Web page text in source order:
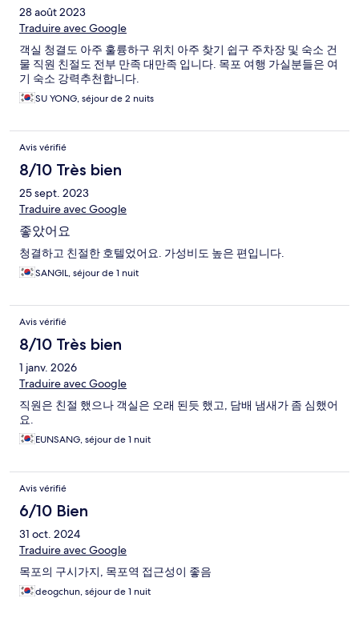
28 août 2023
Traduire avec Google
객실 청결도 아주 훌륭하구 위치 아주 찾기 쉽구 주차장 및 숙소 건
물 직원 친절도 전부 만족 대만족 입니다. 목포 여행 가실분들은 여
기 숙소 강력추천합니다.
SU YONG, séjour de 2 nuits
Avis vérifié
8/10 Très bien
25 sept. 2023
Traduire avec Google
좋았어요
청결하고 친절한 호텔었어요. 가성비도 높은 편입니다.
SANGIL, séjour de 1 nuit
Avis vérifié
8/10 Très bien
1 janv. 2026
Traduire avec Google
직원은 친절 했으나 객실은 오래 된듯 했고, 담배 냄새가 좀 심했어
요.
EUNSANG, séjour de 1 nuit
Avis vérifié
6/10 Bien
31 oct. 2024
Traduire avec Google
목포의 구시가지, 목포역 접근성이 좋음
deogchun, séjour de 1 nuit